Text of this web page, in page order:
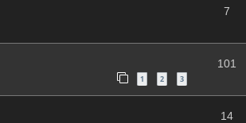
7
1 2 3
101
14